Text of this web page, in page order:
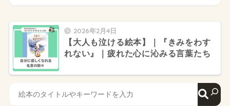
2026年2月4日
【大人も泣ける絵本】｜『きみをわす
れない』｜疲れた心に沁みる言葉たち